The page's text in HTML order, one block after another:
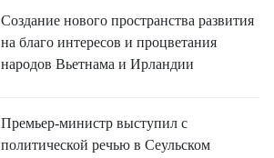
Создание нового пространства развития
на благо интересов и процветания
народов Вьетнама и Ирландии
Премьер-министр выступил с
политической речью в Сеульском